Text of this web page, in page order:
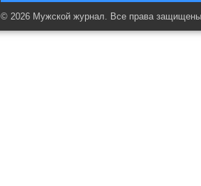
© 2026 Мужской журнал. Все права